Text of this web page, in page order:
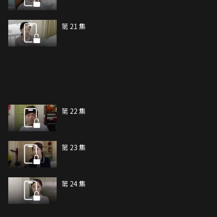
第 21 集
第 22 集
第 23 集
第 24 集